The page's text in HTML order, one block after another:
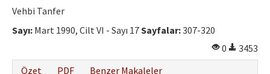
Vehbi Tanfer
Sayı: Mart 1990, Cilt VI - Sayı 17Sayfalar:307-320
0
3453
Özet
PDF Benzer Makaleler